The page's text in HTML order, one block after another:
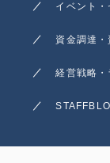
イベント・
資金調達・
経営戦略